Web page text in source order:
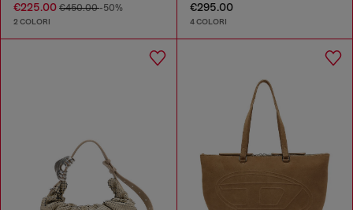
€225.00 €450.00-50%
2 COLORI
€295.00
4 COLORI